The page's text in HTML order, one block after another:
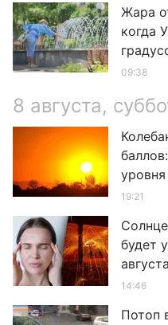
Жара
когда
09:38
8 августа,
19:21
будет
августа
14:46
Потоп